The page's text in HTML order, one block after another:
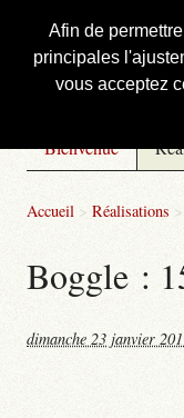
Afin de
principales
vous acceptez
Courbis,
Bienvenue
Accueil > Réalisations >
Boggle :
dimanche 23 janvier